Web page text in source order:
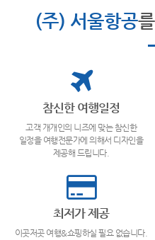
(주) 서울항공
참신한 여행일정
고객 개개인의 니즈에 맞는 참신한
일정을 여행전문가에 의해서 디자인을
제공해 드립니다.
최저가 제공
이곳저곳 여행&쇼핑하실 필요 없습니다.